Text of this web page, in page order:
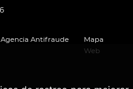
Agencia Antifraude
Mapa
Web